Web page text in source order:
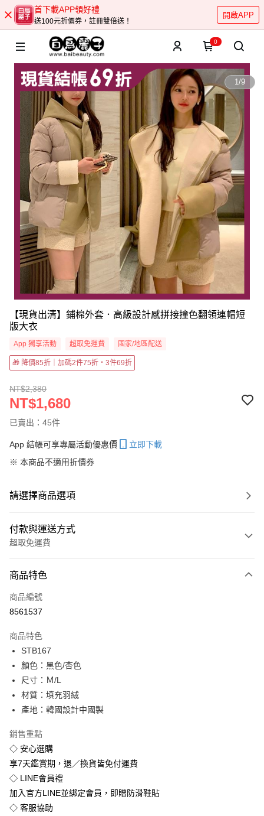
首下載APP領好禮
送100元折價券，註冊雙倍送！
開啟APP
0
1/9
【現貨出清】鋪棉外套．高級設計感拼接撞色翻領連帽短
版大衣
App 獨享活動 超取免運費 國家/地區配送
🎁 降價85折｜加碼2件75折・3件69折
NT$2,380
NT$1,680
已賣出：45件
App 結帳可享專屬活動優惠價
立即下載
※ 本商品不適用折價券
請選擇商品選項
付款與運送方式
超取免運費
信用卡一次付款
超商取貨付款
Apple Pay
街口支付
悠遊付
Google Pay
全盈+PAY
運送方式
全家付款取貨
免運費
商品特色
商品編號
8561537
商品特色
STB167
顏色：黑色/杏色
尺寸：Ｍ/L
材質：填充羽絨
產地：韓國設計中國製
銷售重點
◇ 安心選購
享7天鑑賞期，退／換貨皆免付運費
◇ LINE會員禮
加入官方LINE並綁定會員，即贈防滑鞋貼
◇ 客服協助